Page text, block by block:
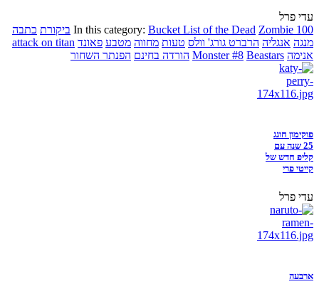
עדי פרל
In this category: Bucket List of the Dead Zombie 100 ביקורת כתבה
מנגה אנגליה הרברט גורג' וולס טעות מחווה מטבע פאונד attack on titan
אנימה
Monster #8 Beastars הורדה בחינם הפנתר השחור
פוקימון חוגג
25 שנה עם
קליפ חדש של
קייטי פרי
עדי פרל
ארבעה